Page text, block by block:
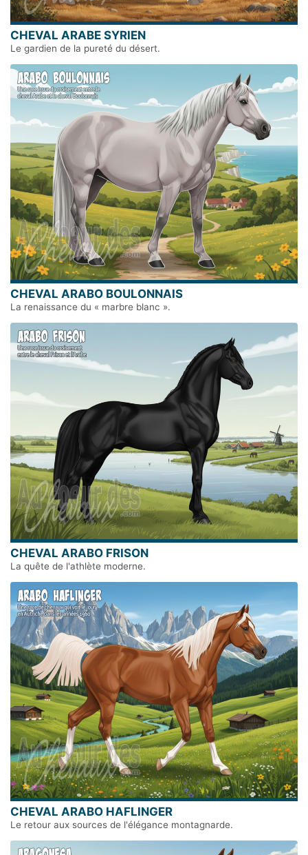
CHEVAL ARABE SYRIEN
Le gardien de la pureté du désert.
CHEVAL ARABO BOULONNAIS
La renaissance du « marbre blanc ».
CHEVAL ARABO FRISON
La quête de l'athlète moderne.
CHEVAL ARABO HAFLINGER
Le retour aux sources de l'élégance montagnarde.